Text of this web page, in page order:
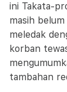
ini Takata-
masih
meledak
korban
tambahan